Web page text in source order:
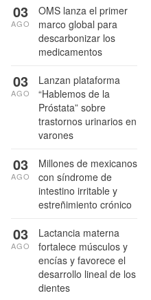
OMS lanza el primer
marco global para
descarbonizar los
medicamentos
03
AGO
Lanzan plataforma
“Hablemos de la
Próstata” sobre
trastornos urinarios en
varones
03
AGO
Millones de mexicanos
con síndrome de
intestino irritable y
estreñimiento crónico
03
AGO
Lactancia materna
fortalece músculos y
encías y favorece el
desarrollo lineal de los
dientes
03
AGO